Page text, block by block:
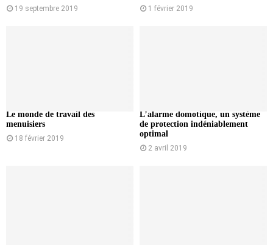
19 septembre 2019 1 février 2019
Le monde de travail des
menuisiers
18 février 2019
L’alarme domotique, un système
de protection indéniablement
optimal
2 avril 2019